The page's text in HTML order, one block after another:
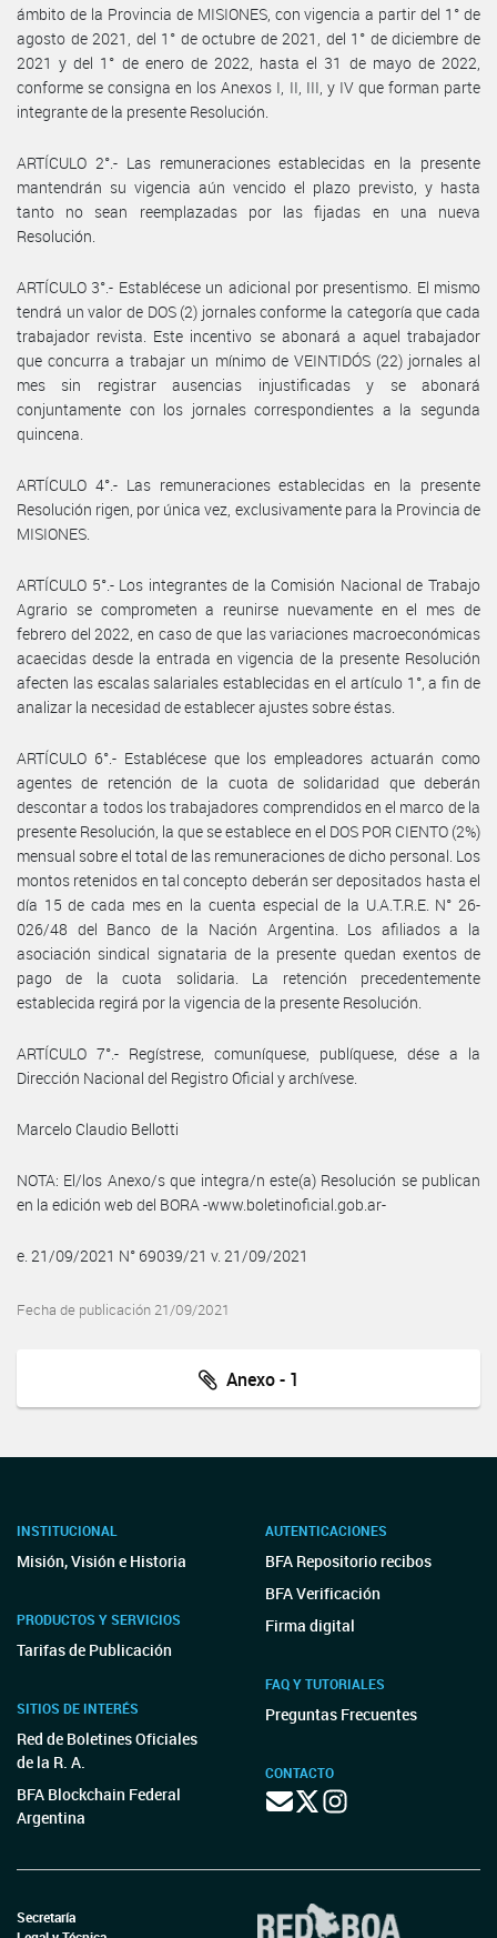
ámbito de la Provincia de MISIONES, con vigencia a partir del 1° de
agosto de 2021, del 1° de octubre de 2021, del 1° de diciembre de
2021 y del 1° de enero de 2022, hasta el 31 de mayo de 2022,
conforme se consigna en los Anexos I, II, III, y IV que forman parte
integrante de la presente Resolución.
ARTÍCULO 2°.- Las remuneraciones establecidas en la presente
mantendrán su vigencia aún vencido el plazo previsto, y hasta
tanto no sean reemplazadas por las fijadas en una nueva
Resolución.
ARTÍCULO 3°.- Establécese un adicional por presentismo. El mismo
tendrá un valor de DOS (2) jornales conforme la categoría que cada
trabajador revista. Este incentivo se abonará a aquel trabajador
que concurra a trabajar un mínimo de VEINTIDÓS (22) jornales al
mes sin registrar ausencias injustificadas y se abonará
conjuntamente con los jornales correspondientes a la segunda
quincena.
ARTÍCULO 4°.- Las remuneraciones establecidas en la presente
Resolución rigen, por única vez, exclusivamente para la Provincia de
MISIONES.
ARTÍCULO 5°.- Los integrantes de la Comisión Nacional de Trabajo
Agrario se comprometen a reunirse nuevamente en el mes de
febrero del 2022, en caso de que las variaciones macroeconómicas
acaecidas desde la entrada en vigencia de la presente Resolución
afecten las escalas salariales establecidas en el artículo 1°, a fin de
analizar la necesidad de establecer ajustes sobre éstas.
ARTÍCULO 6°.- Establécese que los empleadores actuarán como
agentes de retención de la cuota de solidaridad que deberán
descontar a todos los trabajadores comprendidos en el marco de la
presente Resolución, la que se establece en el DOS POR CIENTO (2%)
mensual sobre el total de las remuneraciones de dicho personal. Los
montos retenidos en tal concepto deberán ser depositados hasta el
día 15 de cada mes en la cuenta especial de la U.A.T.R.E. N° 26-
026/48 del Banco de la Nación Argentina. Los afiliados a la
asociación sindical signataria de la presente quedan exentos de
pago de la cuota solidaria. La retención precedentemente
establecida regirá por la vigencia de la presente Resolución.
ARTÍCULO 7°.- Regístrese, comuníquese, publíquese, dése a la
Dirección Nacional del Registro Oficial y archívese.
Marcelo Claudio Bellotti
NOTA: El/los Anexo/s que integra/n este(a) Resolución se publican
en la edición web del BORA -www.boletinoficial.gob.ar-
e. 21/09/2021 N° 69039/21 v. 21/09/2021
Fecha de publicación 21/09/2021
Anexo - 1
INSTITUCIONAL
Misión, Visión e Historia
PRODUCTOS Y SERVICIOS
Tarifas de Publicación
SITIOS DE INTERÉS
Red de Boletines Oficiales
de la R. A.
BFA Blockchain Federal
Argentina
AUTENTICACIONES
BFA Repositorio recibos
BFA Verificación
Firma digital
FAQ Y TUTORIALES
Preguntas Frecuentes
CONTACTO
Secretaría